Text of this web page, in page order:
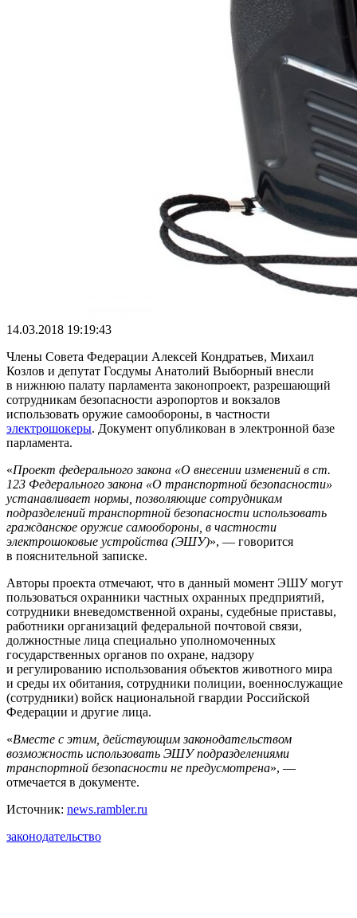
14.03.2018 19:19:43
Члены Совета Федерации Алексей Кондратьев, Михаил
Козлов и депутат Госдумы Анатолий Выборный внесли
в нижнюю палату парламента законопроект, разрешающий
сотрудникам безопасности аэропортов и вокзалов
использовать оружие самообороны, в частности
электрошокеры. Документ опубликован в электронной базе
парламента.
«Проект федерального закона «О внесении изменений в ст.
123 Федерального закона «О транспортной безопасности»
устанавливает нормы, позволяющие сотрудникам
подразделений транспортной безопасности использовать
гражданское оружие самообороны, в частности
электрошоковые устройства (ЭШУ)», — говорится
в пояснительной записке.
Авторы проекта отмечают, что в данный момент ЭШУ могут
пользоваться охранники частных охранных предприятий,
сотрудники вневедомственной охраны, судебные приставы,
работники организаций федеральной почтовой связи,
должностные лица специально уполномоченных
государственных органов по охране, надзору
и регулированию использования объектов животного мира
и среды их обитания, сотрудники полиции, военнослужащие
(сотрудники) войск национальной гвардии Российской
Федерации и другие лица.
«Вместе с этим, действующим законодательством
возможность использовать ЭШУ подразделениями
транспортной безопасности не предусмотрена», —
отмечается в документе.
Источник: news.rambler.ru
законодательство